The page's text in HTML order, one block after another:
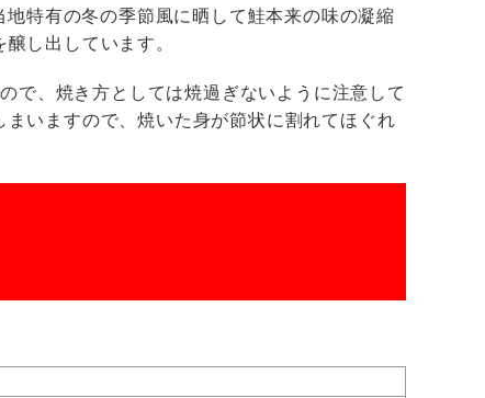
特有の冬の季節風に晒して鮭本来の味の凝縮
し出しています。
で、焼き方としては焼過ぎないように注意して
いますので、焼いた身が節状に割れてほぐれ